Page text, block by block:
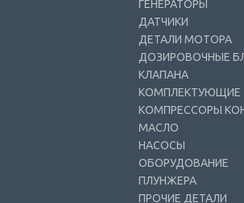
ГЕНЕРАТОРЫ
ДАТЧИКИ
ДЕТАЛИ МОТОРА
ДОЗИРОВОЧНЫЕ
КЛАПАНА
КОМПЛЕКТУЮЩИЕ
КОМПРЕССОРЫ
МАСЛО
НАСОСЫ
ОБОРУДОВАНИЕ
ПЛУНЖЕРА
ПРОЧИЕ ДЕТАЛИ